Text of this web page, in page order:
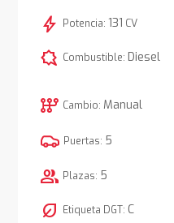
bolt Potencia: 131 CV
comic_bubble Combustible: Diesel
auto_transmission Cambio: Manual
Puertas: 5
group Plazas: 5
nest_eco_leaf Etiqueta DGT: C